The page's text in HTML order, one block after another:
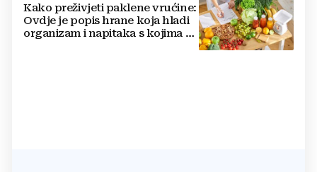
Kako preživjeti paklene vrućine:
Ovdje je popis hrane koja hladi
organizam i napitaka s kojima si